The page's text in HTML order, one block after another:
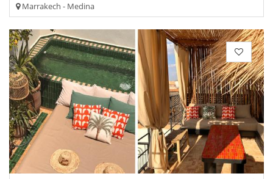
Marrakech - Medina